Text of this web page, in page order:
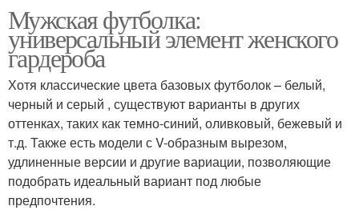
Мужская футболка:
универсальный элемент женского
гардероба
Хотя классические цвета базовых футболок – белый,
черный и серый , существуют варианты в других
оттенках, таких как темно-синий, оливковый, бежевый и
т.д. Также есть модели с V-образным вырезом,
удлиненные версии и другие вариации, позволяющие
подобрать идеальный вариант под любые
предпочтения.